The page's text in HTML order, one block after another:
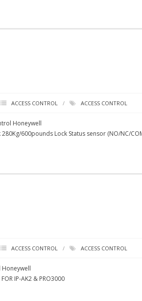
ACCESS CONTROL ACCESS CONTROL
Honeywell
600pounds Lock Status sensor (NO/NC/
ACCESS CONTROL ACCESS CONTROL
Honeywell
FOR IP-AK2 & PRO3000